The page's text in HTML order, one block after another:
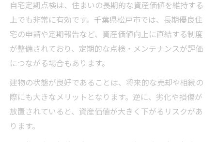
自宅定期点検は、住まいの長期的な資産価値を維持する
上でも非常に有効です。千葉県松戸市では、長期優良住
宅の申請や定期報告など、資産価値向上に直結する制度
が整備されており、定期的な点検・メンテナンスが評価
につながる場合もあります。
建物の状態が良好であることは、将来的な売却や相続の
際にも大きなメリットとなります。逆に、劣化や損傷が
放置されていると、資産価値が大きく下がるリスクがあ
ります。